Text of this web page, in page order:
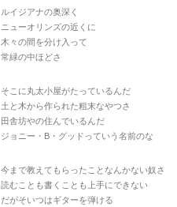
ルイジアナの奥深く
ニューオリンズの近くに
木々の間を分け入って
常緑の中ほどさ
そこに丸太小屋がたっているんだ
土と木から作られた粗末なやつさ
田舎坊やの住んでいるんだ
ジョニー・B・グッドっていう名前のな
今まで教えてもらったことなんかない奴さ
読むことも書くことも上手にできない
だがそいつはギターを弾ける